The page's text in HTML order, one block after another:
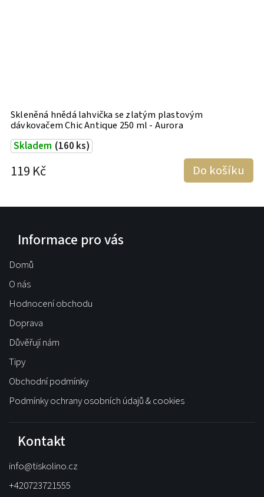
Skleněná hnědá lahvička se zlatým plastovým
dávkovačem Chic Antique 250 ml - Aurora
Skladem (160 ks)
119 Kč Do košíku
Informace pro vás
Domů
O nás
Hodnocení obchodu
Doprava
Důvěřují nám
Tipy
Obchodní podmínky
Podmínky ochrany osobních údajů & cookies
Kontakt
info@tiskolino.cz
+420723721555